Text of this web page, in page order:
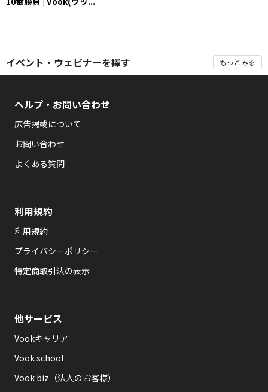
イベント・ウェビナーを探す もっとみる
ヘルプ・お問い合わせ
広告掲載について
お問い合わせ
よくある質問
利用規約
利用規約
プライバシーポリシー
特定商取引法の表示
他サービス
Vookキャリア
Vook school
Vook biz（法人のお客様）